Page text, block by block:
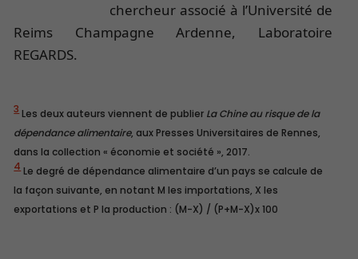
chercheur associé à l’Université de
Reims Champagne Ardenne, Laboratoire
REGARDS.
3Les deux auteurs viennent de publier La Chine au risque de la
dépendance alimentaire, aux Presses Universitaires de Rennes,
dans la collection « économie et société », 2017.
4Le degré de dépendance alimentaire d’un pays se calcule de
la façon suivante, en notant M les importations, X les
exportations et P la production : (M-X) / (P+M-X)x 100